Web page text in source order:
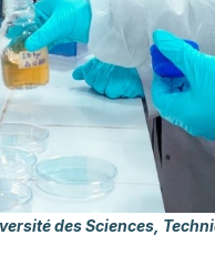
des Sciences,